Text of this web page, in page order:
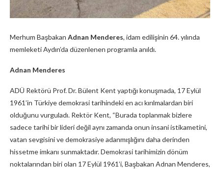
Merhum Başbakan Adnan Menderes, idam edilişinin 64. yılında
memleketi Aydın’da düzenlenen programla anıldı.
Adnan Menderes
ADÜ Rektörü Prof. Dr. Bülent Kent yaptığı konuşmada, 17 Eylül
1961’in Türkiye demokrasi tarihindeki en acı kırılmalardan biri
olduğunu vurguladı. Rektör Kent, “Burada toplanmak bizlere
sadece tarihi bir lideri değil aynı zamanda onun insani istikametini,
vatan sevgisini ve demokrasiye adanmışlığını daha derinden
hissetme imkanı sunmaktadır. Demokrasi tarihimizin dönüm
noktalarından biri olan 17 Eylül 1961’i, Başbakan Adnan Menderes,